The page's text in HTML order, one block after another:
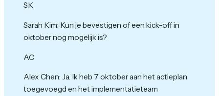
SK
Sarah Kim: Kun je bevestigen of een kick-off in
oktober nog mogelijk is?
AC
Alex Chen: Ja. Ik heb 7 oktober aan het actieplan
toegevoegd en het implementatieteam